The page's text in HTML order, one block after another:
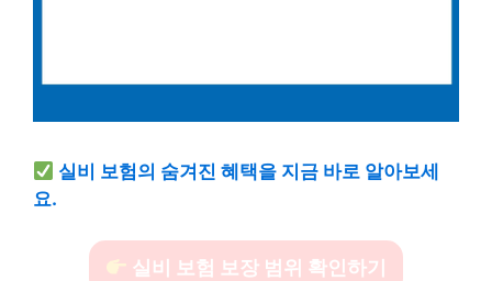
실비 보험의 숨겨진 혜택을 지금 바로 알아보세
요.
실비 보험 보장 범위 확인하기